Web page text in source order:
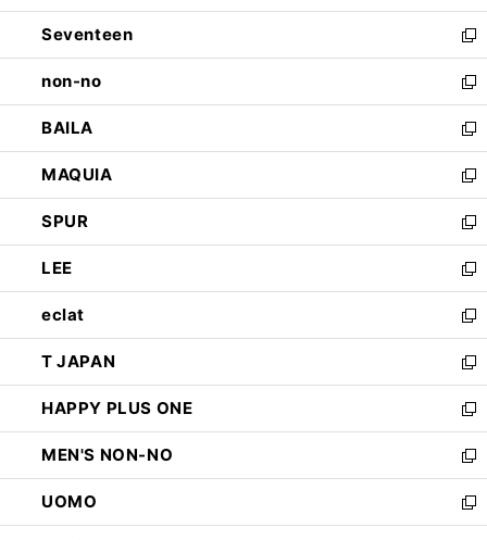
開
く
ウ
で
開
く
ン
ド
ウ
で
開
く
Seventeen
新
し
い
ウ
ィ
ン
ド
ウ
で
開
く
non-no
新
し
い
ウ
ィ
ン
ド
ウ
で
開
く
BAILA
新
し
い
ウ
ィ
ン
ド
ウ
で
開
く
MAQUIA
新
し
い
ウ
ィ
ン
ド
ウ
で
開
く
SPUR
新
し
い
ウ
ィ
ン
ド
ウ
で
開
く
LEE
新
し
い
ウ
ィ
ン
ド
ウ
で
開
く
eclat
新
し
い
ウ
ィ
ン
ド
ウ
で
開
T JAPAN
新
し
い
ウ
ィ
ン
ド
ウ
HAPPY PLUS ONE
新
し
い
ウ
ィ
ン
MEN'S NON-NO
新
し
い
ウ
UOMO
新
し